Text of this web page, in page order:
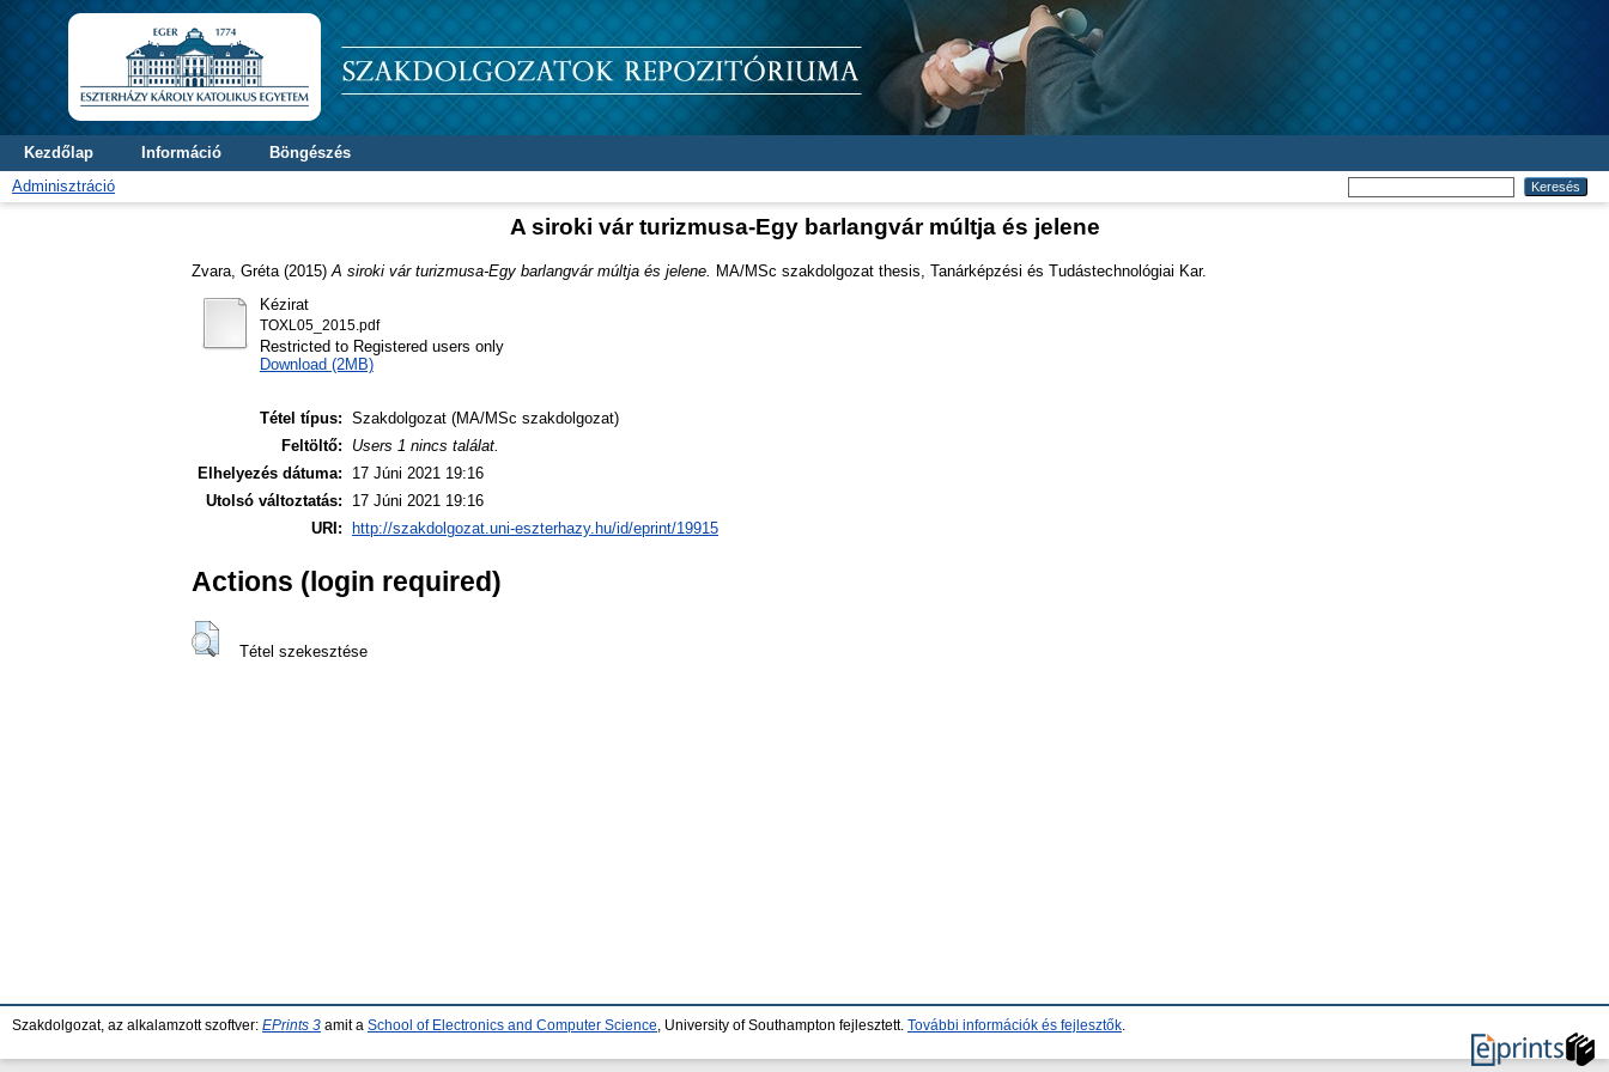
Kezdőlap Információ
Böngészés
Adminisztráció
A siroki vár turizmusa-Egy barlangvár múltja és jelene
Zvara, Gréta (2015) A siroki vár turizmusa-Egy barlangvár múltja és jelene.
MA/MSc szakdolgozat thesis, Tanárképzési és Tudástechnológiai Kar.
Kézirat
TOXL05_2015.pdf
Restricted to Registered users only
Download (2MB)
Tétel típus: Szakdolgozat (MA/MSc szakdolgozat)
Feltöltő:
Users 1 nincs találat.
Elhelyezés dátuma:
17 Júni 2021 19:16
Utolsó változtatás:
17 Júni 2021 19:16
URI:
http://szakdolgozat.uni-eszterhazy.hu/id/eprint/19915
Actions (login required)
Tétel szekesztése
Szakdolgozat, az alkalamzott szoftver: EPrints 3 amit a School of Electronics and Computer Science , University of Southampton fejlesztett. További információk és fejlesztők